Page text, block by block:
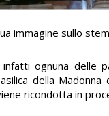
immagine sullo
ognuna delle
della
ricondotta in